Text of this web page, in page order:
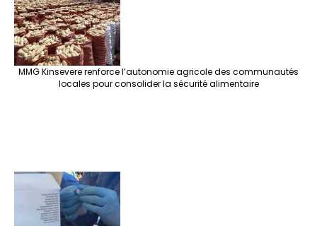
MMG Kinsevere renforce l’autonomie agricole des communautés
locales pour consolider la sécurité alimentaire